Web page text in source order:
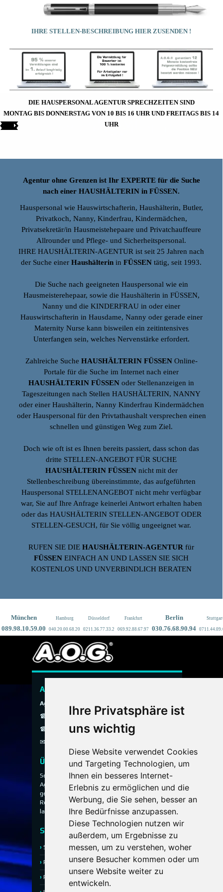
Ihre Privatsphäre ist
uns wichtig
Diese Website verwendet Cookies
und Targeting Technologien, um
Ihnen ein besseres Internet-
Erlebnis zu ermöglichen und die
Werbung, die Sie sehen, besser an
Ihre Bedürfnisse anzupassen.
Diese Technologien nutzen wir
außerdem, um Ergebnisse zu
messen, um zu verstehen, woher
unsere Besucher kommen oder um
unsere Website weiter zu
entwickeln.
IHRE STELLEN-BESCHREIBUNG HIER ZUSENDEN !
DIE HAUSPERSONAL AGENTUR SPRECHZEITEN SIND
MONTAG BIS DONNERSTAG VON 10 BIS 16 UHR UND FREITAGS BIS 14
UHR
Agentur ohne Grenzen ist Ihr EXPERTE für die Suche
nach einer HAUSHÄLTERIN in FÜSSEN.
Hauspersonal wie Hauswirtschafterin, Haushälterin, Butler,
Privatkoch, Nanny, Kinderfrau, Kindermädchen,
Privatsekretär/in Hausmeistehepaare und Privatchauffeure
Allrounder und Pflege- und Sicherheitspersonal.
IHRE HAUSHÄLTERIN-AGENTUR ist seit 25 Jahren nach
der Suche einer Haushälterin in FÜSSEN tätig, seit 1993.
Die Suche nach geeigneten Hauspersonal wie ein
Hausmeisterehepaar, sowie die Haushälterin in FÜSSEN,
Nanny und die KINDERFRAU in oder einer
Hauswirtschafterin in Hausdame, Nanny oder gerade einer
Maternity Nurse kann bisweilen ein zeitintensives
Unterfangen sein, welches Nervenstärke erfordert.
Zahlreiche Suche HAUSHÄLTERIN FÜSSEN Online-
Portale für die Suche im Internet nach einer
HAUSHÄLTERIN FÜSSEN oder Stellenanzeigen in
Tageszeitungen nach Stellen HAUSHÄLTERIN, NANNY
oder einer Haushälterin, Nanny Kinderfrau Kindermädchen
oder Hauspersonal für den Privtathaushalt versprechen einen
schnellen und günstigen Weg zum Ziel.
Doch wie oft ist es Ihnen bereits passiert, dass schon das
dritte STELLEN-ANGEBOT FÜR SUCHE
HAUSHÄLTERIN FÜSSENnicht mit der
Stellenbeschreibung übereinstimmte, das aufgeführten
Hauspersonal STELLENANGEBOT nicht mehr verfügbar
war, Sie auf Ihre Anfrage keinerlei Antwort erhalten haben
oder das HAUSHÄLTERIN STELLEN-ANGEBOT ODER
STELLEN-GESUCH, für Sie völlig ungeeignet war.
RUFEN SIE DIE HAUSHÄLTERIN-AGENTUR für
FÜSSEN EINFACH AN UND LASSEN SIE SICH
KOSTENLOS UND UNVERBINDLICH BERATEN
München
089.98.10.59.00
Hamburg
040.20.00.68.20
Düsseldorf
0211.36.77.33.2
Frankfurt
069.92.88.67.97
Berlin
030.76.68.90.94
Stuttgart
A.O.G. Hauspersonal Agentur
Agentur ohne Grenzen
☎ 089 / 299 900
☎ 0800 / 40 200 30
✉
Über uns
Seit 1993 vermittelt die A.O.G. Hauspersonal
Agentur ausgewähltes Hauspersonal für
gehobene Privathaushalte, Villen, Anwesen und
Residenzen – diskret, persönlich und mit
langjähriger Erfahrung.
Service
Stellenangebote Bewerbung
Referenzen Kontakt
Rückruf-Service Ansprechpartner